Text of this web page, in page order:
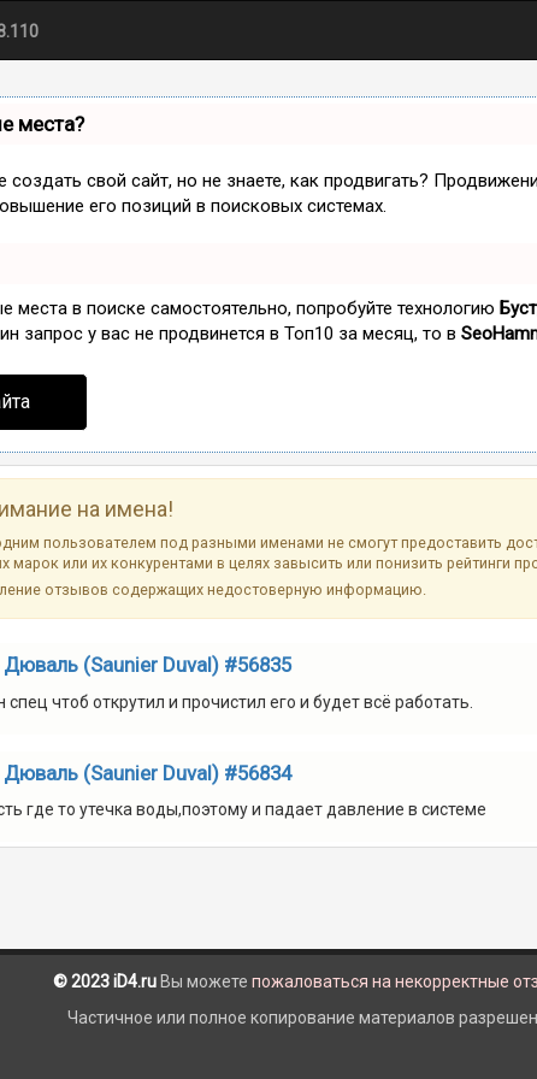
места?
создать свой сайт, но не знаете, как продвигать?
его позиций в поисковых системах.
места в поиске самостоятельно, попробуйте технологию Буст
запрос у вас не продвинется в Топ10 за месяц, то в
на имена!
пользователем под разными именами не смогут предоставить
или их конкурентами в целях завысить или понизить рейтинги
отзывов содержащих недостоверную информацию.
(Saunier Duval) #56835
чтоб открутил и прочистил его и будет всё работать.
(Saunier Duval) #56834
где то утечка воды,поэтому и падает давление в системе
© 2023 iD4.ru Вы можете пожаловаться на некорректные
Частичное или полное копирование материалов